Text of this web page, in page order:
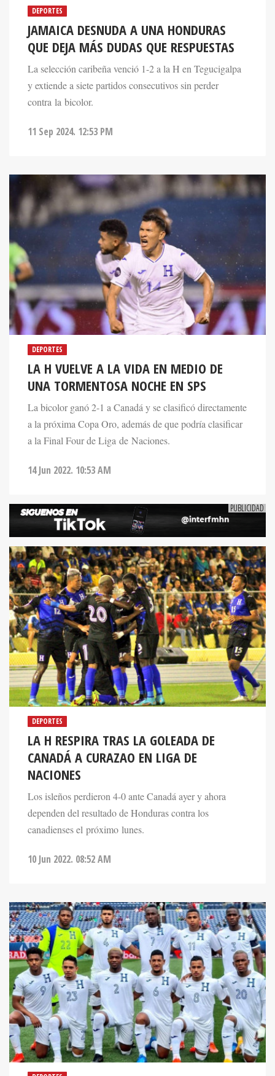
DEPORTES
JAMAICA DESNUDA A UNA HONDURAS
QUE DEJA MÁS DUDAS QUE RESPUESTAS
La selección caribeña venció 1-2 a la H en Tegucigalpa
y extiende a siete partidos consecutivos sin perder
contra la bicolor.
11 Sep 2024. 12:53 PM
DEPORTES
LA H VUELVE A LA VIDA EN MEDIO DE
UNA TORMENTOSA NOCHE EN SPS
La bicolor ganó 2-1 a Canadá y se clasificó directamente
a la próxima Copa Oro, además de que podría clasificar
a la Final Four de Liga de Naciones.
14 Jun 2022. 10:53 AM
DEPORTES
LA H RESPIRA TRAS LA GOLEADA DE
CANADÁ A CURAZAO EN LIGA DE
NACIONES
Los isleños perdieron 4-0 ante Canadá ayer y ahora
dependen del resultado de Honduras contra los
canadienses el próximo lunes.
10 Jun 2022. 08:52 AM